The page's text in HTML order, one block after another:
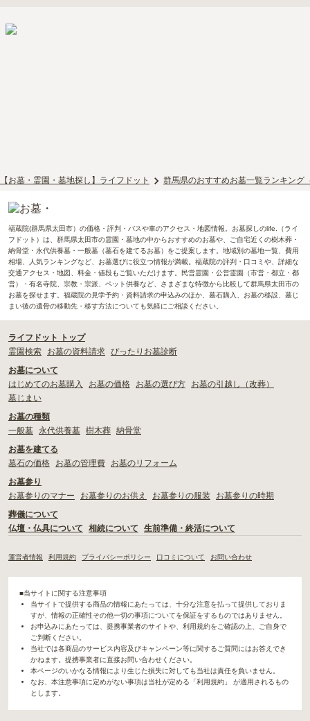
【お墓・霊園・墓地探し】ライフドット 群馬県のおすすめお墓一覧ランキング
福蔵院(群馬県太田市）の価格・評判・バスや車のアクセス・地図情報。お墓探しのlife.（ライ
フドット）は、群馬県太田市の霊園・墓地の中からおすすめのお墓や、ご自宅近くの樹木葬・
納骨堂・永代供養墓・一般墓（墓石を建てるお墓）をご提案します。地域別の墓地一覧、費用
相場、人気ランキングなど、お墓選びに役立つ情報が満載。福蔵院の評判・口コミや、詳細な
交通アクセス・地図、料金・値段もご覧いただけます。民営霊園・公営霊園（市営・都立・都
営）・有名寺院、宗教・宗派、ペット供養など、さまざまな特徴から比較して群馬県太田市の
お墓を探せます。福蔵院の見学予約・資料請求の申込みのほか、墓石購入、お墓の移設、墓じ
まい後の遺骨の移動先・移す方法についても気軽にご相談ください。
ライフドット トップ
霊園検索
お墓の資料請求 ぴったりお墓診断
お墓について
はじめてのお墓購入
お墓の価格 お墓の選び方
お墓の引越し（改葬）
墓じまい
お墓の種類
一般墓
永代供養墓 樹木葬 納骨堂
お墓を建てる
墓石の価格
お墓の管理費
お墓のリフォーム
お墓参り
お墓参りのマナー
お墓参りのお供え お墓参りの服装
お墓参りの時期
葬儀について
仏壇・仏具について
相続について 生前準備・終活について
運営者情報 利用規約 プライバシーポリシー 口コミについて お問い合わせ
■当サイトに関する注意事項
当サイトで提供する商品の情報にあたっては、十分な注意を払って提供しておりま
すが、情報の正確性その他一切の事項についてを保証をするものではありません。
お申込みにあたっては、提携事業者のサイトや、利用規約をご確認の上、ご自身で
ご判断ください。
当社では各商品のサービス内容及びキャンペーン等に関するご質問にはお答えでき
かねます。提携事業者に直接お問い合わせください。
本ページのいかなる情報により生じた損失に対しても当社は責任を負いません。
なお、本注意事項に定めがない事項は当社が定める「利用規約」 が適用されるもの
とします。